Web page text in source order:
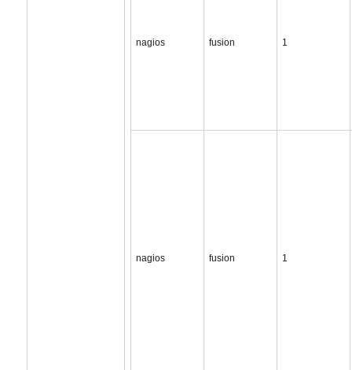
nagios fusion 1
nagios fusion 1